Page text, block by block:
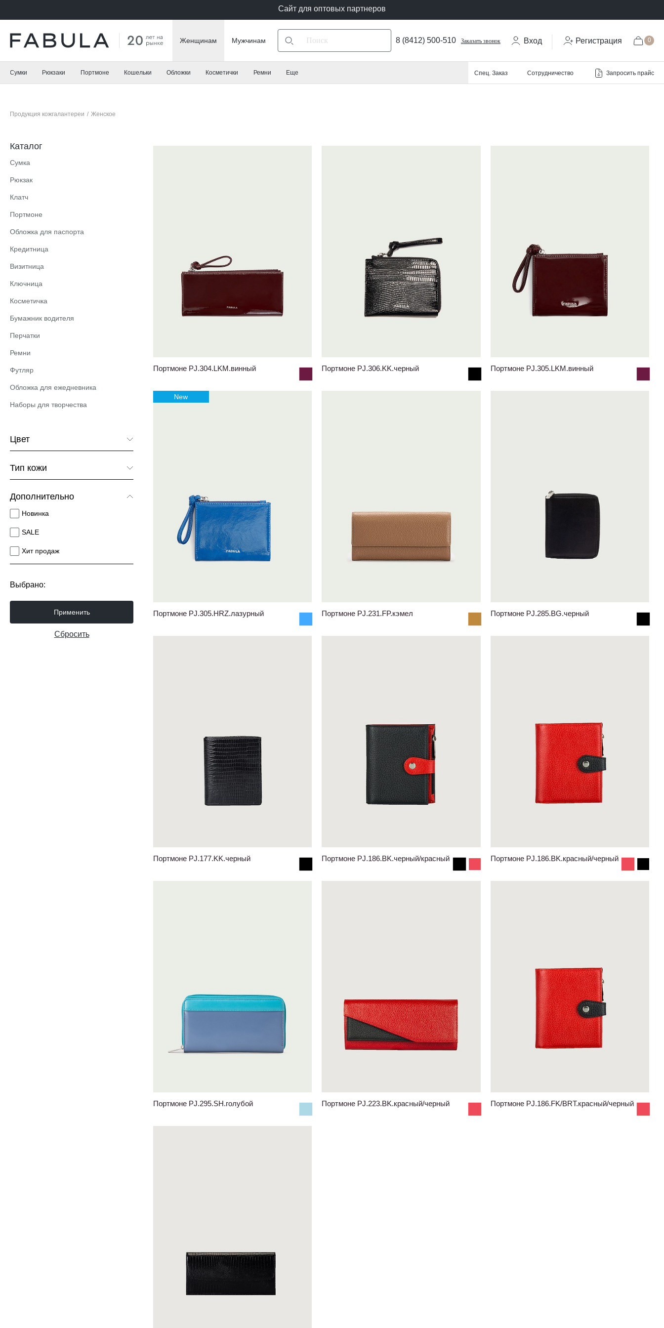
Сайт для оптовых партнеров
Женщинам Мужчинам 8 (8412) 500-510 Заказать звонок Вход Регистрация 0
Сумки Рюкзаки Портмоне Кошельки Обложки Косметички Ремни Еще Спец. Заказ Сотрудничество Запросить прайс
Продукция кожгалантереи / Женское
Каталог
Сумка
Рюкзак
Клатч
Портмоне
Обложка для паспорта
Кредитница
Визитница
Ключница
Косметичка
Бумажник водителя
Перчатки
Ремни
Футляр
Обложка для ежедневника
Наборы для творчества
Цвет
Синий
Черный
Тип кожи
Дополнительно
Новинка
SALE
Хит продаж
Выбрано:
Применить
Сбросить
Портмоне PJ.304.LKM.винный Портмоне PJ.306.KK.черный Портмоне PJ.305.LKM.винный
New
Портмоне PJ.305.HRZ.лазурный Портмоне PJ.231.FP.кэмел Портмоне PJ.285.BG.черный
Портмоне PJ.177.KK.черный Портмоне PJ.186.BK.черный/красный Портмоне PJ.186.BK.красный/черный
Портмоне PJ.295.SH.голубой Портмоне PJ.223.BK.красный/черный Портмоне PJ.186.FK/BRT.красный/черный